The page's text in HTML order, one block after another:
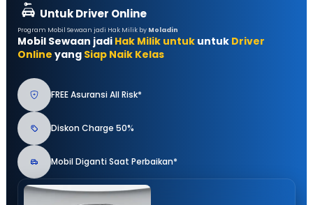
Untuk Driver Online
Program Mobil Sewaan jadi Hak Milik by Moladin
Mobil Sewaan jadi Hak Milik untuk untuk Driver
Online yang Siap Naik Kelas
FREE Asuransi All Risk*
Diskon Charge 50%
Mobil Diganti Saat Perbaikan*